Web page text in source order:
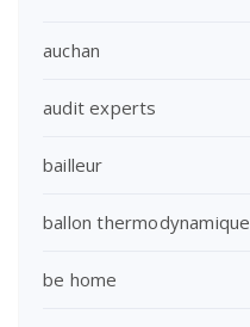
auchan
audit experts
bailleur
ballon thermodynamique
be home